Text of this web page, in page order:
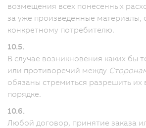
возмещения всех понесенных
за уже произведенные материалы,
конкретному потребителю.
10.5.
В случае возникновения каких бы
или противоречий между
обязаны стремиться разрешить их
порядке.
10.6.
Любой договор, принятие заказа